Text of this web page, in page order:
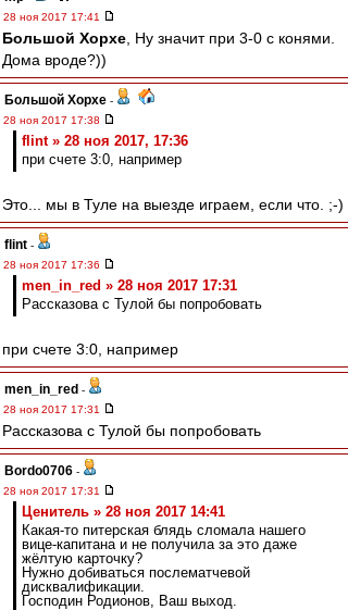
28 ноя 2017 17:41
Большой Хорхе , Ну значит при 3-0 с конями.
Дома вроде?))
Большой Хорхе -
28 ноя 2017 17:38
flint » 28 ноя 2017, 17:36
при счете 3:0, например
Это... мы в Туле на выезде играем, если что. ;-)
flint -
28 ноя 2017 17:36
men_in_red » 28 ноя 2017 17:31
Рассказова с Тулой бы попробовать
при счете 3:0, например
men_in_red -
28 ноя 2017 17:31
Рассказова с Тулой бы попробовать
Bordo0706 -
28 ноя 2017 17:31
Ценитель » 28 ноя 2017 14:41
Какая-то питерская блядь сломала нашего
вице-капитана и не получила за это даже
жёлтую карточку?
Нужно добиваться послематчевой
дисквалификации.
Господин Родионов, Ваш выход.